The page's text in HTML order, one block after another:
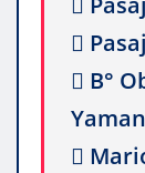

 B°
